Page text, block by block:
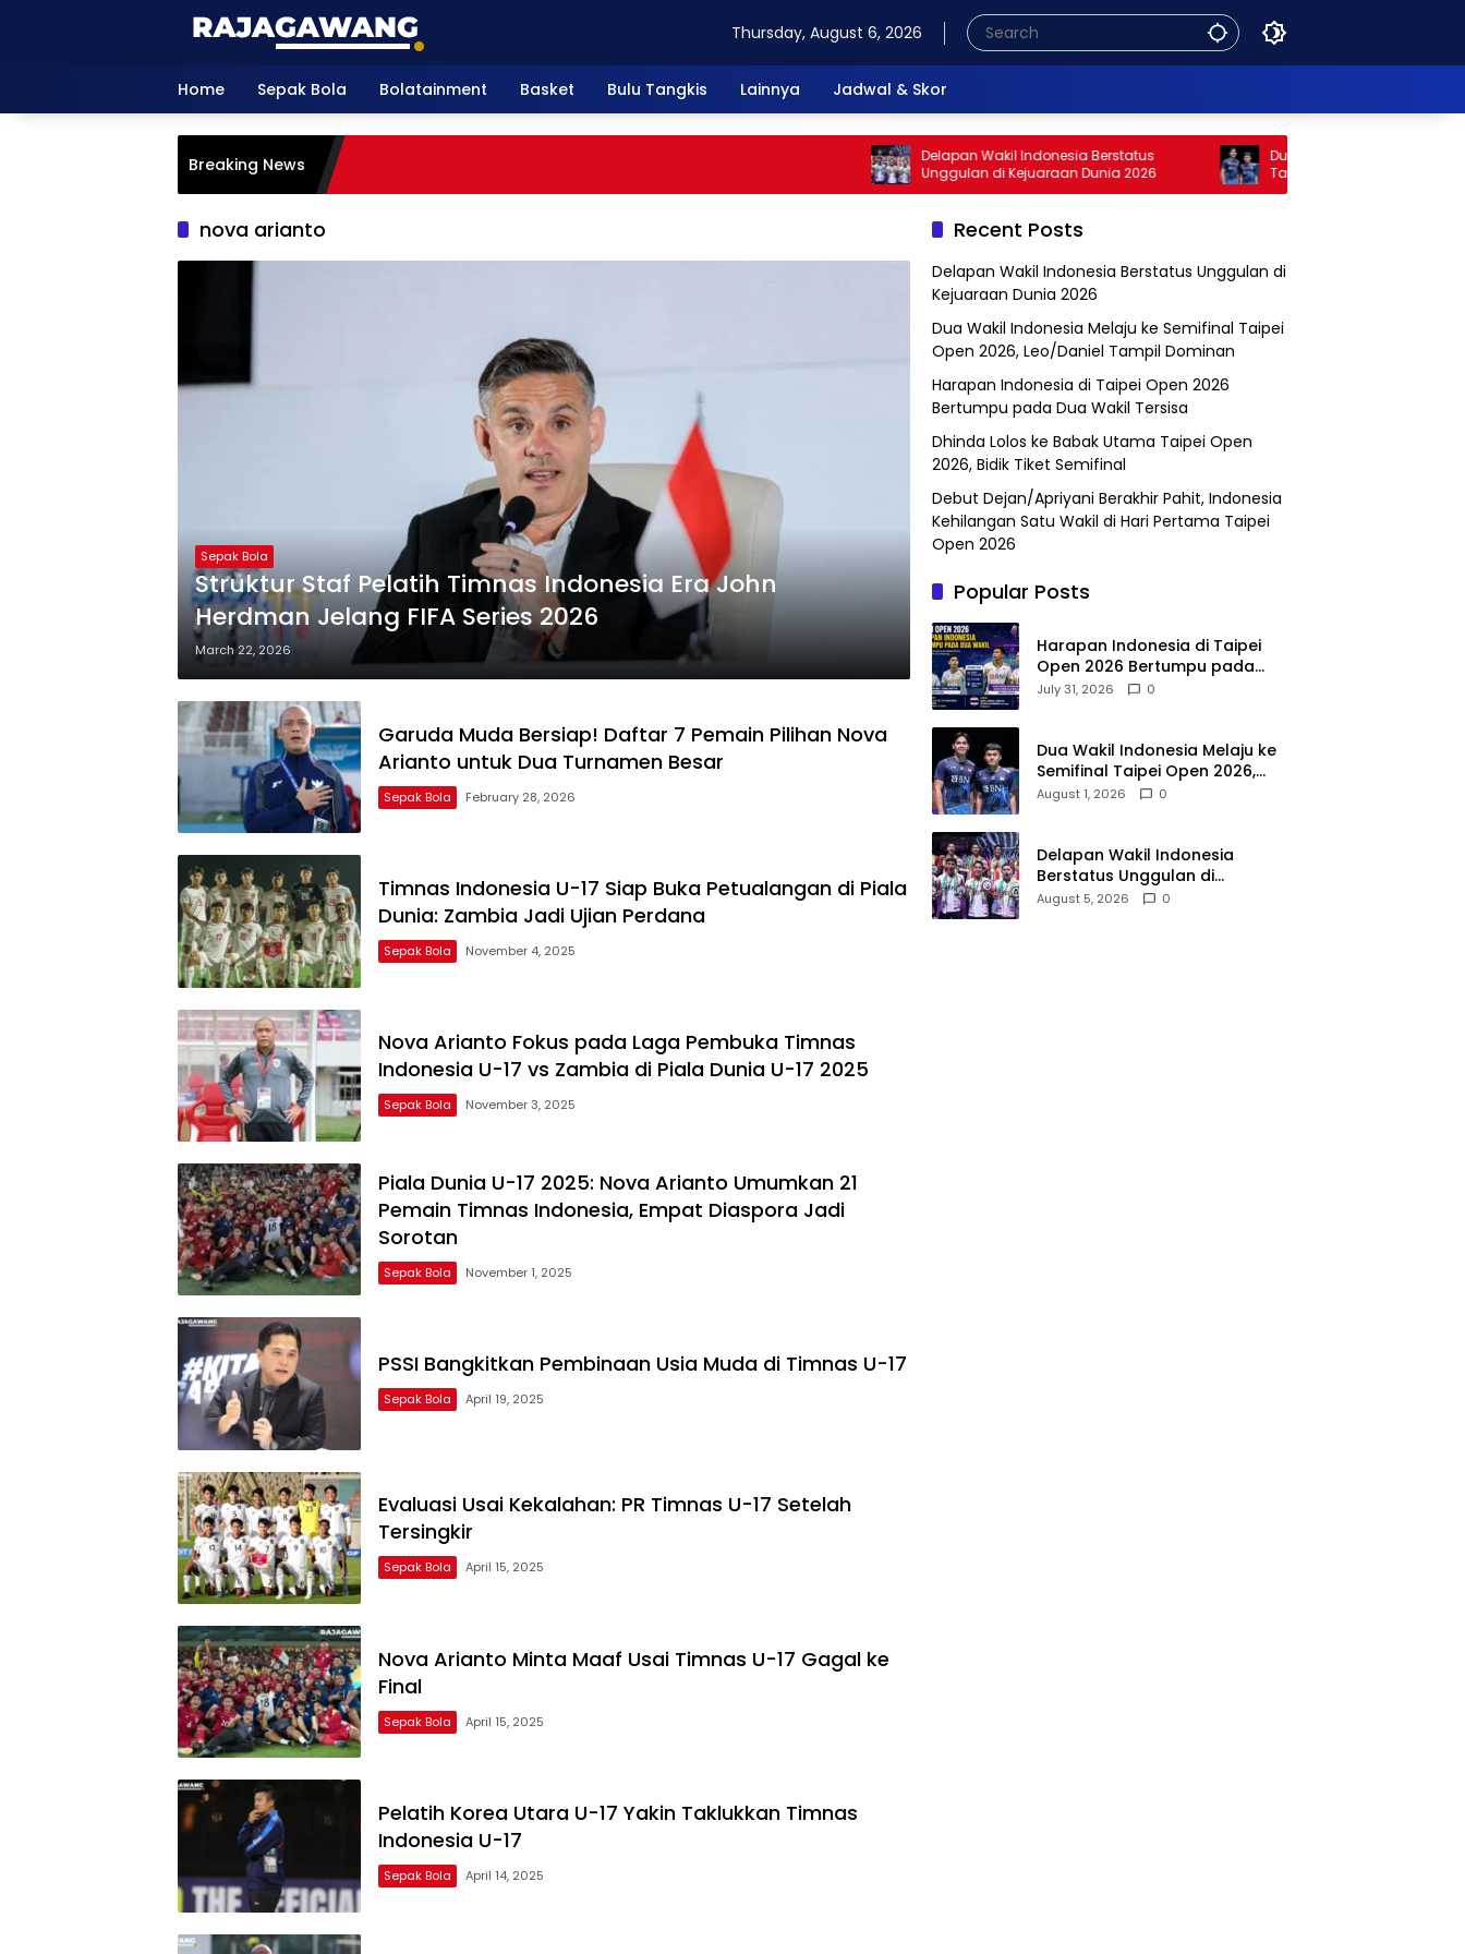
Thursday, August 6, 2026
Home Sepak Bola Bolatainment Basket Bulu Tangkis Lainnya Jadwal & Skor
Breaking News
Delapan Wakil Indonesia Berstatus
Unggulan di Kejuaraan Dunia 2026
Dua Wakil Indonesia Melaju ke
Taipei Open 2026, Leo/Daniel Tampil
Dominan
nova arianto
Sepak Bola
Struktur Staf Pelatih Timnas Indonesia Era John
Herdman Jelang FIFA Series 2026
March 22, 2026
Garuda Muda Bersiap! Daftar 7 Pemain Pilihan Nova
Arianto untuk Dua Turnamen Besar
Sepak Bola February 28, 2026
Timnas Indonesia U-17 Siap Buka Petualangan di Piala
Dunia: Zambia Jadi Ujian Perdana
Sepak Bola November 4, 2025
Nova Arianto Fokus pada Laga Pembuka Timnas
Indonesia U-17 vs Zambia di Piala Dunia U-17 2025
Sepak Bola November 3, 2025
Piala Dunia U-17 2025: Nova Arianto Umumkan 21
Pemain Timnas Indonesia, Empat Diaspora Jadi
Sorotan
Sepak Bola November 1, 2025
PSSI Bangkitkan Pembinaan Usia Muda di Timnas U-17
Sepak Bola April 19, 2025
Evaluasi Usai Kekalahan: PR Timnas U-17 Setelah
Tersingkir
Sepak Bola April 15, 2025
Nova Arianto Minta Maaf Usai Timnas U-17 Gagal ke
Final
Sepak Bola April 15, 2025
Pelatih Korea Utara U-17 Yakin Taklukkan Timnas
Indonesia U-17
Sepak Bola April 14, 2025
Recent Posts
Delapan Wakil Indonesia Berstatus Unggulan di
Kejuaraan Dunia 2026
Dua Wakil Indonesia Melaju ke Semifinal Taipei
Open 2026, Leo/Daniel Tampil Dominan
Harapan Indonesia di Taipei Open 2026
Bertumpu pada Dua Wakil Tersisa
Dhinda Lolos ke Babak Utama Taipei Open
2026, Bidik Tiket Semifinal
Debut Dejan/Apriyani Berakhir Pahit, Indonesia
Kehilangan Satu Wakil di Hari Pertama Taipei
Open 2026
Popular Posts
Harapan Indonesia di Taipei
Open 2026 Bertumpu pada
Dua Wakil Tersisa
July 31, 2026 0
Dua Wakil Indonesia Melaju ke
Semifinal Taipei Open 2026,
Leo/Daniel Tampil Dominan
August 1, 2026 0
Delapan Wakil Indonesia
Berstatus Unggulan di
Kejuaraan Dunia 2026
August 5, 2026 0